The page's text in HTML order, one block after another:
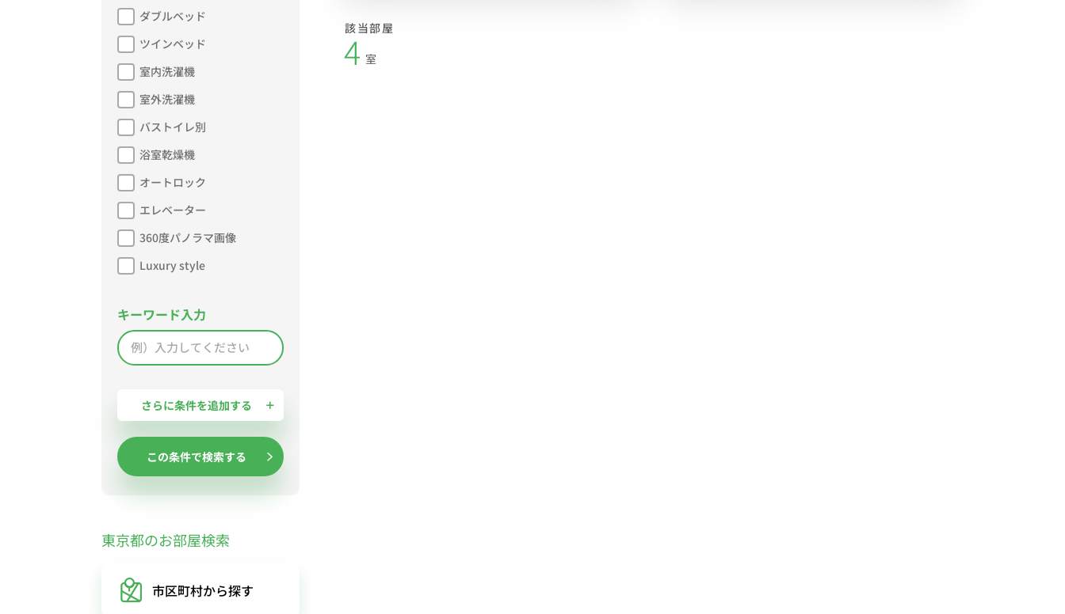
該当部屋
4 室
ダブルベッド
ツインベッド
室内洗濯機
室外洗濯機
バストイレ別
浴室乾燥機
オートロック
エレベーター
360度パノラマ画像
Luxury style
キーワード入力
さらに条件を追加する
この条件で検索する
東京都のお部屋検索
市区町村から探す